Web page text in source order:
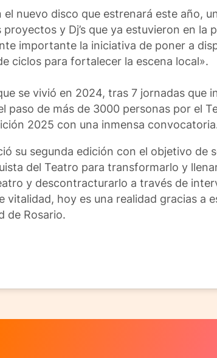
nuevo disco que estrenará este año,
y Dj’s que ya estuvieron en la
importante la iniciativa de poner a
ciclos para fortalecer la escena local».
se vivió en 2024, tras 7 jornadas que
paso de más de 3000 personas por el
2025 con una inmensa
su segunda edición con el objetivo de
del Teatro para transformarlo y
y descontracturarlo a través de
hoy es una realidad gracias a
de Rosario.